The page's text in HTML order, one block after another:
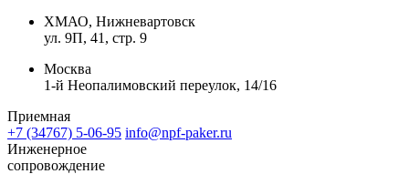
ХМАО, Нижневартовск
ул. 9П, 41, стр. 9
Москва
1-й Неопалимовский переулок, 14/16
Приемная
+7 (34767) 5-06-95 info@npf-paker.ru
Инженерное
сопровождение